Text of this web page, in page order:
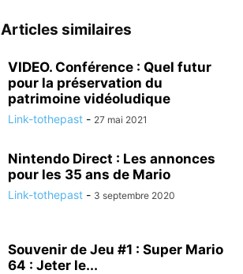
Articles similaires
VIDEO. Conférence : Quel futur
pour la préservation du
patrimoine vidéoludique
Link-tothepast - 27 mai 2021
Nintendo Direct : Les annonces
pour les 35 ans de Mario
Link-tothepast - 3 septembre 2020
Souvenir de Jeu #1 : Super Mario
64 : Jeter le...